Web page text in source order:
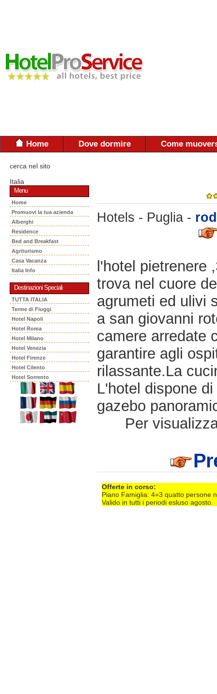
Home Dove dormire Come
cerca nel sito
Italia
Menu
Home
Promuovi la tua azienda
Alberghi
Residence
Bed and Breakfast
Agriturismo
Casa Vacanza
Italia Info
Destinazioni Speciali
TUTTA ITALIA
Terme di Fiuggi
Hotel Napoli
Hotel Roma
Hotel Milano
Hotel Venezia
Hotel Firenze
Hotel Cilento
Hotel Sorrento
Hotels - Puglia -
l'hotel pietrenere
trova nel cuore
agrumeti ed ulivi
a san giovanni
camere arredate
garantire agli
rilassante.La
L'hotel dispone
gazebo
Per
Offerte in corso:
Piano Famiglia: 4=3 quatto persone
Valido in tutti i periodi esluso agosto.